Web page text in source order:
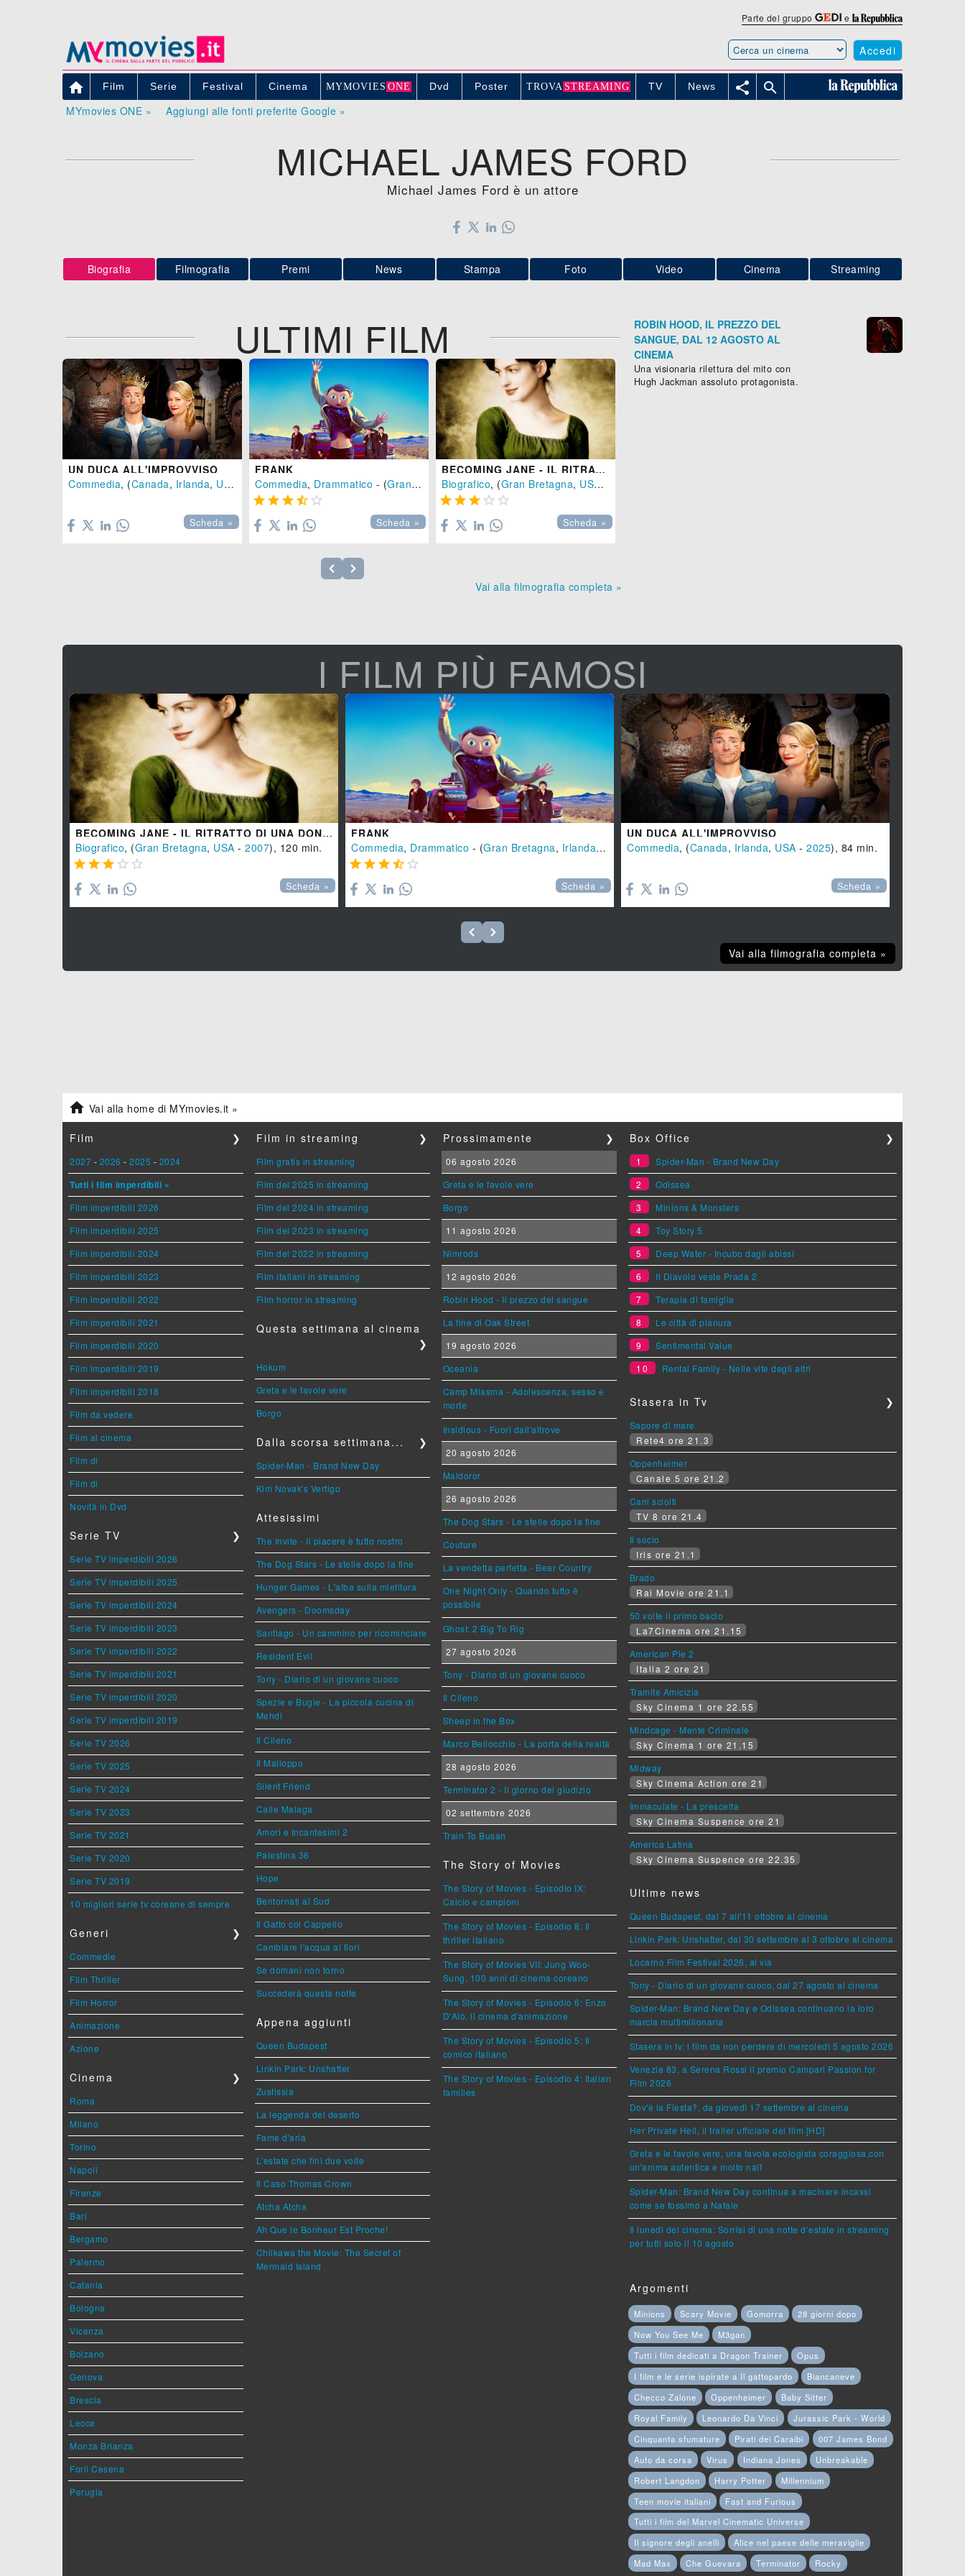
Parte del gruppo e
Accedi
 Film Serie Festival Cinema MYMOVIE S ONE Dvd Poster TROVA STREAMING TV News  
MYmovies ONE » Aggiungi alle fonti preferite Google »
MICHAEL JAMES FORD
Michael James Ford è un attore
Biografia Filmografia Premi News Stampa Foto Video Cinema Streaming
ULTIMI FILM
UN DUCA ALL'IMPROVVISO
Commedia, (Canada, Irlanda, USA 2025), 84 min.
Scheda »
FRANK
Commedia, Drammatico - (Gran Bretagna ,Irlanda-2014), 95 min.
    
Scheda »
BECOMING JANE - IL RITRATTO DI UNA DONNA CONTRO
Biografico, (Gran Bretagna, USA -
    
Scheda »
Vai alla filmografia completa »
ROBIN HOOD, IL PREZZO DEL
SANGUE, DAL 12 AGOSTO AL
CINEMA
Una visionaria rilettura del mito con
Hugh Jackman assoluto protagonista.
I FILM PIÙ FAMOSI
BECOMING JANE - IL RITRATTO DI UNA DONNA CONTRO
Biografico, (Gran Bretagna, USA - 2007), 120 min.
    
Scheda »
FRANK
Commedia, Drammatico - (Gran Bretagna, Irlanda- 2014), 95 min.
    
Scheda »
UN DUCA ALL'IMPROVVISO
Commedia, (Canada, Irlanda, USA - 2025), 84 min.
Scheda »
Vai alla filmografia completa »
 Vai alla home di MYmovies.it »
Film ❯
2027 - 2026 - 2025 - 2024
Tutti i film imperdibili »
Film imperdibili 2026
Film imperdibili 2025
Film imperdibili 2024
Film imperdibili 2023
Film imperdibili 2022
Film imperdibili 2021
Film imperdibili 2020
Film imperdibili 2019
Film imperdibili 2018
Film da vedere
Film al cinema
Film di
Film di
Novità in Dvd
Serie TV ❯
Serie TV imperdibili 2026
Serie TV imperdibili 2025
Serie TV imperdibili 2024
Serie TV imperdibili 2023
Serie TV imperdibili 2022
Serie TV imperdibili 2021
Serie TV imperdibili 2020
Serie TV imperdibili 2019
Serie TV 2026
Serie TV 2025
Serie TV 2024
Serie TV 2023
Serie TV 2021
Serie TV 2020
Serie TV 2019
10 migliori serie tv coreane di sempre
Generi ❯
Commedie
Film Thriller
Film Horror
Animazione
Azione
Cinema ❯
Roma
Milano
Torino
Napoli
Firenze
Bari
Bergamo
Palermo
Catania
Bologna
Vicenza
Bolzano
Genova
Brescia
Lecce
Monza Brianza
Forlì Cesena
Perugia
Film in streaming ❯
Film gratis in streaming
Film del 2025 in streaming
Film del 2024 in streaming
Film del 2023 in streaming
Film del 2022 in streaming
Film italiani in streaming
Film horror in streaming
Questa settimana al cinema
❯
Hokum
Greta e le favole vere
Borgo
Dalla scorsa settimana... ❯
Spider-Man - Brand New Day
Kim Novak's Vertigo
Attesissimi
The Invite - Il piacere è tutto nostro
The Dog Stars - Le stelle dopo la fine
Hunger Games - L'alba sulla mietitura
Avengers - Doomsday
Santiago - Un cammino per ricominciare
Resident Evil
Tony - Diario di un giovane cuoco
Spezie e Bugie - La piccola cucina di
Mehdi
Il Cileno
Il Malloppo
Silent Friend
Calle Malaga
Amori e Incantesimi 2
Palestina 36
Hope
Bentornati al Sud
Il Gatto col Cappello
Cambiare l'acqua ai fiori
Se domani non torno
Succederà questa notte
Appena aggiunti
Queen Budapest
Linkin Park: Unshatter
Zustissia
La leggenda del deserto
Fame d'aria
L'estate che finì due volte
Il Caso Thomas Crown
Atcha Atcha
Ah Que le Bonheur Est Proche!
Chiikawa the Movie: The Secret of
Mermaid Island
Prossimamente ❯
06 agosto 2026
Greta e le favole vere
Borgo
11 agosto 2026
Nimrods
12 agosto 2026
Robin Hood - Il prezzo del sangue
La fine di Oak Street
19 agosto 2026
Oceania
Camp Miasma - Adolescenza, sesso e
morte
Insidious - Fuori dall'altrove
20 agosto 2026
Maldoror
26 agosto 2026
The Dog Stars - Le stelle dopo la fine
Couture
La vendetta perfetta - Bear Country
One Night Only - Quando tutto è
possibile
Ghost: 2 Big To Rig
27 agosto 2026
Tony - Diario di un giovane cuoco
Il Cileno
Sheep in the Box
Marco Bellocchio - La porta della realtà
28 agosto 2026
Terminator 2 - Il giorno del giudizio
02 settembre 2026
Train To Busan
The Story of Movies
The Story of Movies - Episodio IX:
Calcio e campioni
The Story of Movies - Episodio 8: Il
thriller italiano
The Story of Movies VII: Jung Woo-
Sung, 100 anni di cinema coreano
The Story of Movies - Episodio 6: Enzo
D'Alò, il cinema d'animazione
The Story of Movies - Episodio 5: Il
comico italiano
The Story of Movies - Episodio 4: Italian
families
Box Office ❯
1
Spider-Man - Brand New Day
2
Odissea
3
Minions & Monsters
4
Toy Story 5
5
Deep Water - Incubo dagli abissi
6
Il Diavolo veste Prada 2
7
Terapia di famiglia
8
Le città di pianura
9
Sentimental Value
10
Rental Family - Nelle vite degli altri
Stasera in Tv ❯
Sapore di mare
Rete4 ore 21.3
Oppenheimer
Canale 5 ore 21.2
Cani sciolti
TV 8 ore 21.4
Il socio
Iris ore 21.1
Brado
Rai Movie ore 21.1
50 volte il primo bacio
La7Cinema ore 21.15
American Pie 2
Italia 2 ore 21
Tramite Amicizia
Sky Cinema 1 ore 22.55
Mindcage - Mente Criminale
Sky Cinema 1 ore 21.15
Midway
Sky Cinema Action ore 21
Immaculate - La prescelta
Sky Cinema Suspence ore 21
America Latina
Sky Cinema Suspence ore 22.35
Ultime news
Queen Budapest, dal 7 all'11 ottobre al cinema
Linkin Park: Unshatter, dal 30 settembre al 3 ottobre al cinema
Locarno Film Festival 2026, al via
Tony - Diario di un giovane cuoco, dal 27 agosto al cinema
Spider-Man: Brand New Day e Odissea continuano la loro
marcia multimilionaria
Stasera in tv: i film da non perdere di mercoledì 5 agosto 2026
Venezia 83, a Serena Rossi il premio Campari Passion for
Film 2026
Dov'è la Fiesta?, da giovedì 17 settembre al cinema
Her Private Hell, il trailer ufficiale del film [HD]
Greta e le favole vere, una favola ecologista coraggiosa,con
un'anima autentica e molto naïf
Spider-Man: Brand New Day continua a macinare incassi
come se fossimo a Natale
Il lunedì del cinema: Sorrisi di una notte d’estate in streaming
per tutti solo il 10 agosto
Argomenti
Minions Scary Movie Gomorra
28 giorni dopo
Now You See Me
M3gan
Tutti i film dedicati a Dragon Trainer
Opus
I film e le serie ispirate a Il gattopardo
Biancaneve
Checco Zalone
Oppenheimer
Baby Sitter
Royal Family
Leonardo Da Vinci
Jurassic Park - World
Cinquanta sfumature
Pirati dei Caraibi
007 James Bond
Auto da corsa
Virus Indiana Jones
Unbreakable
Robert Langdon
Harry Potter
Millennium
Teen movie italiani
Fast and Furious
Tutti i film del Marvel Cinematic Universe
Il signore degli anelli
Alice nel paese delle meraviglie
Mad Max
Che Guevara Terminator Rocky